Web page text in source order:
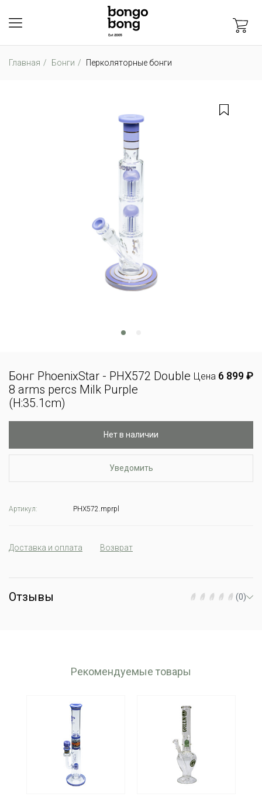
Главная Бонги Перколяторные бонги
Бонг PhoenixStar - PHX572 Double
8 arms percs Milk Purple
(H:35.1cm)
Цена 6 899 ₽
Нет в наличии
Уведомить
Артикул: PHX572.mprpl
Доставка и оплата Возврат
Отзывы (0)
Рекомендуемые товары